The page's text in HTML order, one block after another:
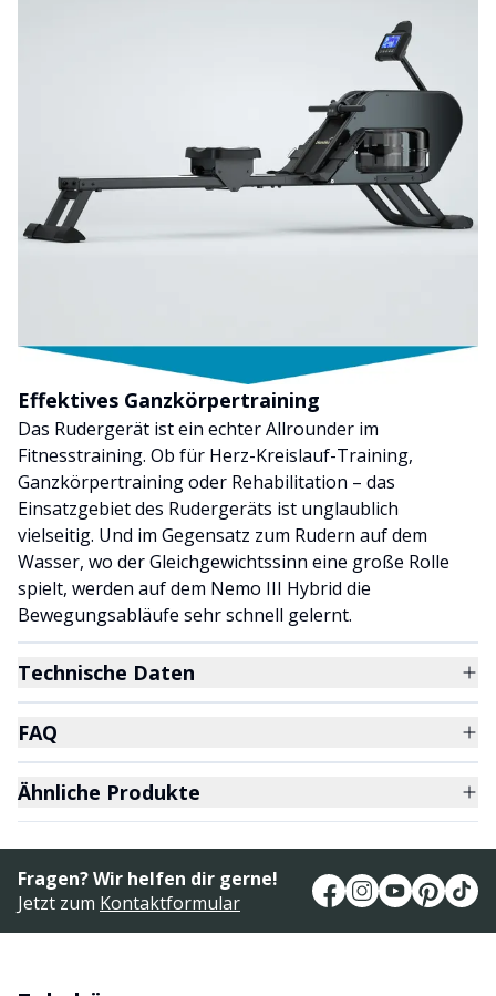
Effektives Ganzkörpertraining
Das Rudergerät ist ein echter Allrounder im
Fitnesstraining. Ob für Herz-Kreislauf-Training,
Ganzkörpertraining oder Rehabilitation – das
Einsatzgebiet des Rudergeräts ist unglaublich
vielseitig. Und im Gegensatz zum Rudern auf dem
Wasser, wo der Gleichgewichtssinn eine große Rolle
spielt, werden auf dem Nemo III Hybrid die
Bewegungsabläufe sehr schnell gelernt.
Technische Daten
FAQ
Ähnliche Produkte
Fragen? Wir helfen dir gerne!
Jetzt zum Kontaktformular